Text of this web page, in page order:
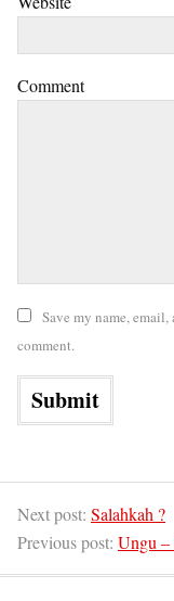
Comment
Save my name,
comment.
Next post: Salahkah ?
Previous post: Ungu –